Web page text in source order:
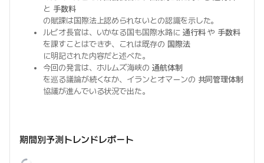
と 手数料
の賦課は国際法上認められないとの認識を示した。
ルビオ長官は、いかなる国も国際水路に 通行料や 手数料
を課すことはできず、これは既存の 国際法
に明記された内容だと述べた。
今回の発言は、ホルムズ海峡の 通航体制
を巡る議論が続くなか、イランとオマーンの 共同管理体制
協議が進んでいる状況で出た。
期間別予測トレンドレポート